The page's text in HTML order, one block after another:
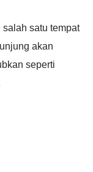
satu tempat
akan
seperti